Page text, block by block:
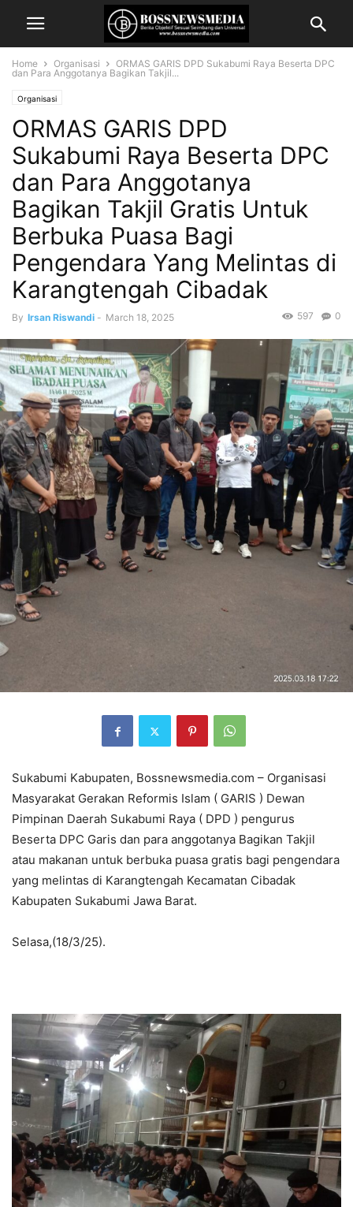
Home Organisasi
ORMAS GARIS DPD Sukabumi Raya Beserta DPC
dan Para Anggotanya Bagikan Takjil...
Organisasi
ORMAS GARIS DPD
Sukabumi Raya Beserta DPC
dan Para Anggotanya
Bagikan Takjil Gratis Untuk
Berbuka Puasa Bagi
Pengendara Yang Melintas di
Karangtengah Cibadak
By Irsan Riswandi - March 18, 2025 0
597
Sukabumi Kabupaten, Bossnewsmedia.com – Organisasi
Masyarakat Gerakan Reformis Islam ( GARIS ) Dewan
Pimpinan Daerah Sukabumi Raya ( DPD ) pengurus
Beserta DPC Garis dan para anggotanya Bagikan Takjil
atau makanan untuk berbuka puasa gratis bagi pengendara
yang melintas di Karangtengah Kecamatan Cibadak
Kabupaten Sukabumi Jawa Barat.
Selasa,(18/3/25).